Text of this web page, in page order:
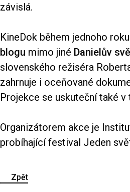
závislá.
KineDok během jednoho
blogu mimo jiné Danielův
slovenského režiséra
zahrnuje i oceňované
Projekce se uskuteční také
Organizátorem akce je
probíhající festival Jeden
Zpět